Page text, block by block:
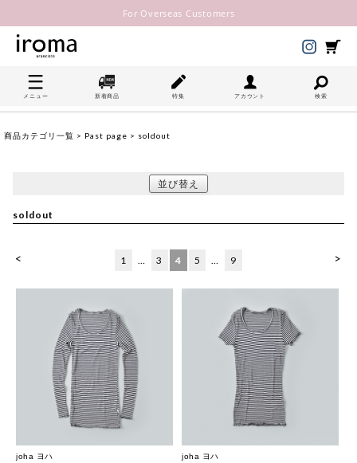
For Overseas Customers
メニュー 新着商品 特集 アカウント 検索
商品カテゴリ一覧 > Past page > soldout
並び替え
soldout
< >
1 … 3 4 5 … 9
joha ヨハ
joha ヨハ